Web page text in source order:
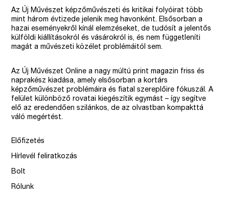
Az Új Művészet képzőművészeti és kritikai folyóirat több
mint három évtizede jelenik meg havonként. Elsősorban a
hazai eseményekről kínál elemzéseket, de tudósít a jelentős
külföldi kiállításokról és vásárokról is, és nem függetleníti
magát a művészeti közélet problémáitól sem.
Az Új Művészet Online a nagy múltú print magazin friss és
naprakész kiadása, amely elsősorban a kortárs
képzőművészet problémáira és fiatal szereplőire fókuszál. A
felület különböző rovatai kiegészítik egymást – így segítve
elő az eredendően szilánkos, de az olvastban kompakttá
váló megértést.
Előfizetés
Hírlevél feliratkozás
Bolt
Rólunk